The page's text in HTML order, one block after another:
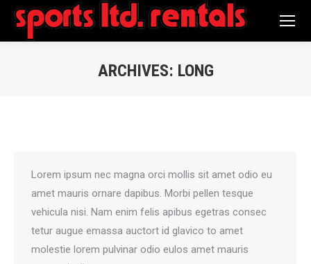
Search:
ARCHIVES: LONG
Lorem ipsum nec magna orci mollis sit amet odio eu
amet mauris ornare dapibus. Morbi pellen tesque
vehicula nisi. Nam enim felis apibus egetras consec
tetur augue emassa auctort id glavico to amet
molestie lorem pulvinar odio eulos amet mauris